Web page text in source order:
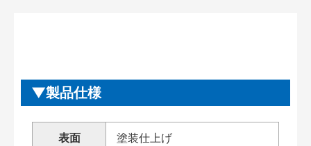
製品仕様
表面 塗装仕上げ